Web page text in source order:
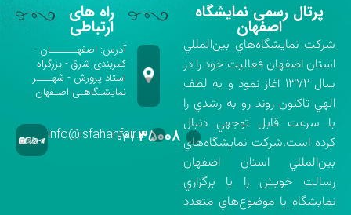
پرتال رسمی نمایشگاه
اصفهان
شركت نمايشگاه‌هاي بين‌المللي
استان اصفهان فعاليت خود را در
سال ۱۳۷۲ آغاز نمود و به لطف
الهي تاكنون روند رو به رشدي را
با سرعت قابل توجهي دنبال
كرده است.شركت نمايشگاه‌هاي
بين‌المللي استان اصفهان
رسالت خويش را با برگزاري
نمايشگاه با موضوع‌هاي متعدد
راه های
ارتباطی
آدرس: اصفهـــــــان -
کمربندی شرق - بزرگراه
استاد پرورش - شهــــر
نمایشـگاهـی اصـفهان
۰۳۱-۳۵۰۰۸info@isfahanfair.ir